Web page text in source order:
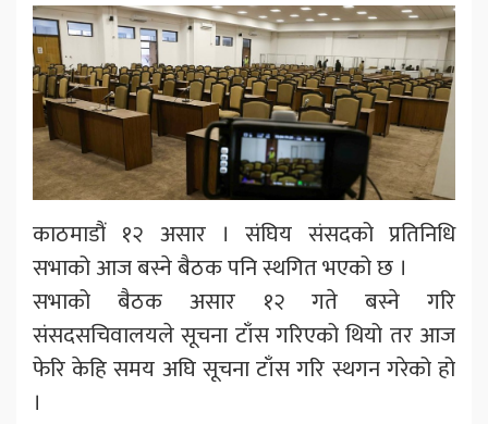
काठमाडौं १२ असार । संघिय संसदको प्रतिनिधि
सभाको आज बस्ने बैठक पनि स्थगित भएको छ ।
सभाको बैठक असार १२ गते बस्ने गरि
संसदसचिवालयले सूचना टाँस गरिएको थियो तर आज
फेरि केहि समय अघि सूचना टाँस गरि स्थगन गरेको हो
।